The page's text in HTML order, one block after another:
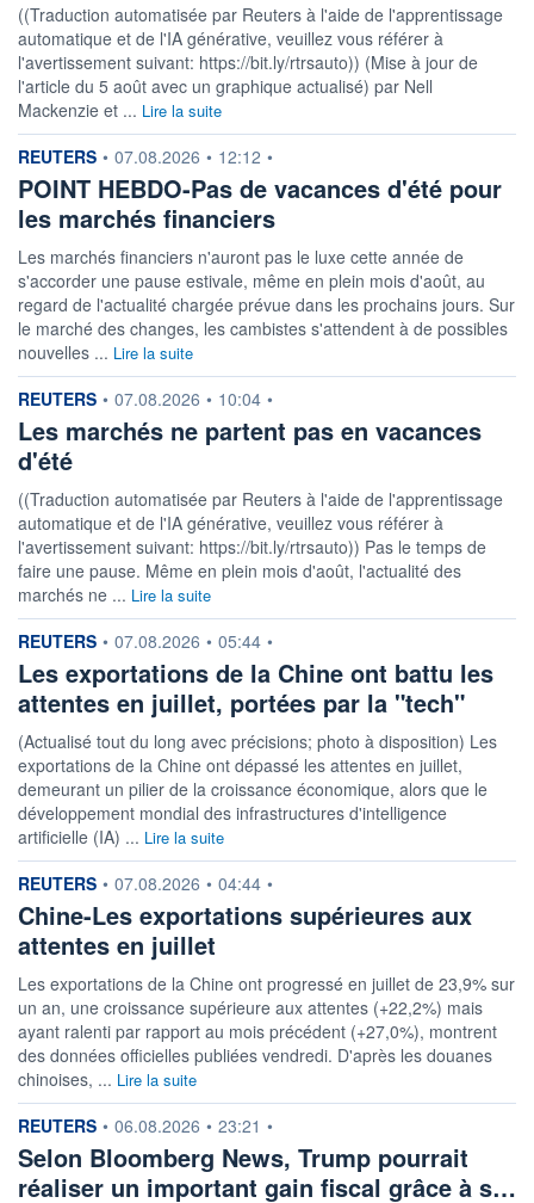
((Traduction automatisée par Reuters à l'aide de l'apprentissage
automatique et de l'IA générative, veuillez vous référer à
l'avertissement suivant: https://bit.ly/rtrsauto)) (Mise à jour de
l'article du 5 août avec un graphique actualisé) par Nell
Mackenzie et ... Lire la suite
information fournie par
REUTERS • 07.08.2026 • 12:12 •
POINT HEBDO-Pas de vacances d'été pour
les marchés financiers
Les marchés financiers n'auront pas le luxe cette année de
s'accorder une pause estivale, même en plein mois d'août, au
regard de l'actualité chargée prévue dans les prochains jours. Sur
le marché des changes, les cambistes s'attendent à de possibles
nouvelles ... Lire la suite
information fournie par
REUTERS • 07.08.2026 • 10:04 •
Les marchés ne partent pas en vacances
d'été
((Traduction automatisée par Reuters à l'aide de l'apprentissage
automatique et de l'IA générative, veuillez vous référer à
l'avertissement suivant: https://bit.ly/rtrsauto)) Pas le temps de
faire une pause. Même en plein mois d'août, l'actualité des
marchés ne ... Lire la suite
information fournie par
REUTERS • 07.08.2026 • 05:44 •
Les exportations de la Chine ont battu les
attentes en juillet, portées par la "tech"
(Actualisé tout du long avec précisions; photo à disposition) Les
exportations de la Chine ont dépassé les attentes en juillet,
demeurant un pilier de la croissance économique, alors que le
développement mondial des infrastructures d'intelligence
artificielle (IA) ... Lire la suite
information fournie par
REUTERS • 07.08.2026 • 04:44 •
Chine-Les exportations supérieures aux
attentes en juillet
Les exportations de la Chine ont progressé en juillet de 23,9% sur
un an, une croissance supérieure aux attentes (+22,2%) mais
ayant ralenti par rapport au mois précédent (+27,0%), montrent
des données officielles publiées vendredi. D'après les douanes
chinoises, ... Lire la suite
information fournie par
REUTERS • 06.08.2026 • 23:21 •
Selon Bloomberg News, Trump pourrait
réaliser un important gain fiscal grâce à s…